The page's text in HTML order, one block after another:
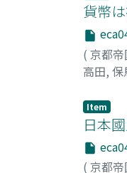
貨幣
( 京都
高田, 保
Item
日本
( 京都